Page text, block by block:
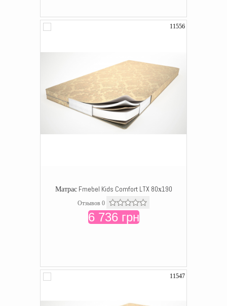
11556
Матрас Fmebel Kids Comfort LTX 80х190
Отзывов 0
6 736 грн
11547